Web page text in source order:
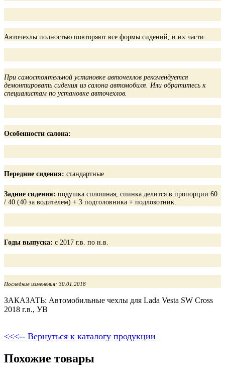
Авточехлы полностью повторяют все формы сидений, и их части.
При самостоятельной установке авточехлов рекомендуется
демонтировать сидения из салона автомобиля. Или обратитесь к
специалистам по установке авточехлов.
Особенности салона:
Передние сидения: стандартные
Задние сидения: подушка сплошная, спинка делится в пропорции 60
/ 40 (40 за водителем) + 3 подголовника + подлокотник.
Годы выпуска: с 2017 г.в. по н.в.
Последние изменения: 30.01.2018
ЗАКАЗАТЬ: Автомобильные чехлы для Lada Vesta SW Cross
2018 г.в., УВ
<<<-- Вернуться к каталогу продукции
Похожие товары